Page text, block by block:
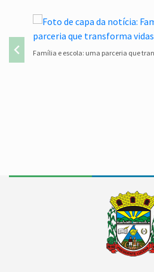
Família e escola: uma parceria que